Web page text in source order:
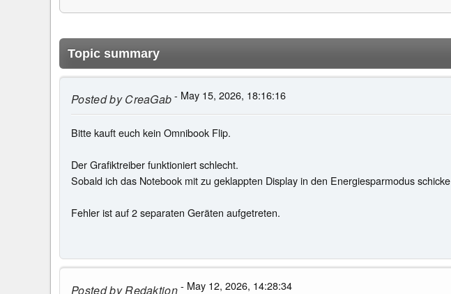
Topic summary
Posted byCreaGab- May 15, 2026, 18:16:16
Bitte kauft euch kein Omnibook Flip.
Der Grafiktreiber funktioniert schlecht.
Sobald ich das Notebook mit zu geklappten Display in den Energiesparmodus
Fehler ist auf 2 separaten Geräten aufgetreten.
Posted byRedaktion- May 12, 2026, 14:28:34